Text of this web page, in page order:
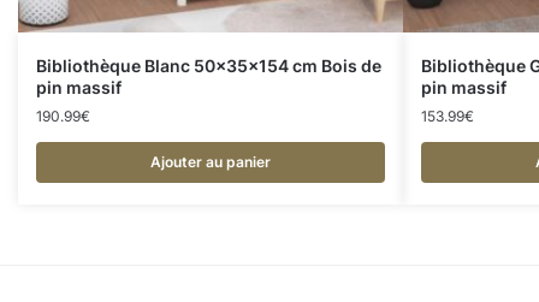
Bibliothèque Blanc 50x35x154 cm Bois de
pin massif
190.99€
Ajouter au panier
Bibliothèque
pin massif
153.99€